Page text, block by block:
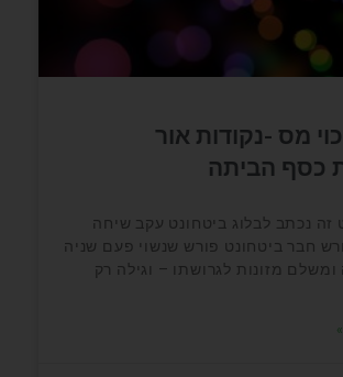
מס -נקודות אור
כסף הביתה
נכתב לבלוג ביטחונט עקב שיחה
חבר ביטחונט פורש שנשוי פעם שניה